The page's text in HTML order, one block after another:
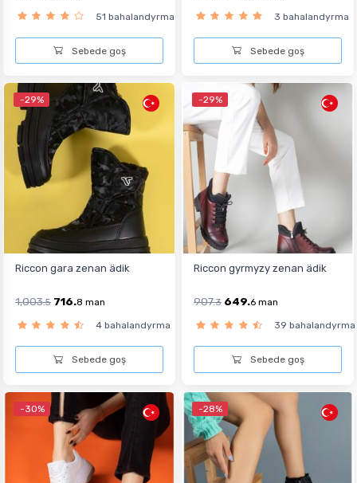
51 bahalandyrma
Sebede goş
3 bahalandyrma
Sebede goş
-29%
Riccon gara zenan ädik
1,003.5 716.8 man
4 bahalandyrma
Sebede goş
-29%
Riccon gyrmyzy zenan ädik
907.3 649.6 man
39 bahalandyrma
Sebede goş
-30% -28%